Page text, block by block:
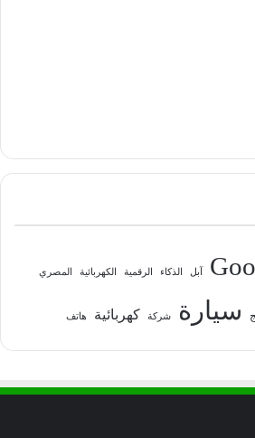
آبل الذكاء الرقمية الكهربائية المصري
سيارة شركة كهربائية هاتف